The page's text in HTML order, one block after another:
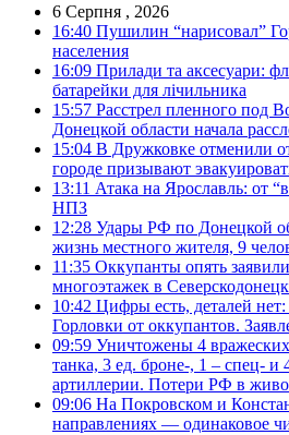
6 Серпня , 2026
16:40 Пушилин “нарисовал”
населения
16:09 Прилади та аксесуари:
батарейки для лічильника
15:57 Расстрел пленного под
Донецкой области начала
15:04 В Дружковке отменили
городе призывают
13:11 Атака на Ярославль: от
НПЗ
12:28 Удары РФ по Донецкой
жизнь местного жителя, 9
11:35 Оккупанты опять
многоэтажек в
10:42 Цифры есть, деталей нет:
Горловки от оккупантов.
09:59 Уничтожены 4
танка, 3 ед. броне-, 1 – спец- и
артиллерии. Потери РФ в
09:06 На Покровском и
направлениях — одинаковое